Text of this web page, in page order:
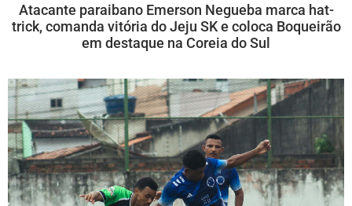
Atacante paraibano Emerson Negueba marca hat-
trick, comanda vitória do Jeju SK e coloca Boqueirão
em destaque na Coreia do Sul